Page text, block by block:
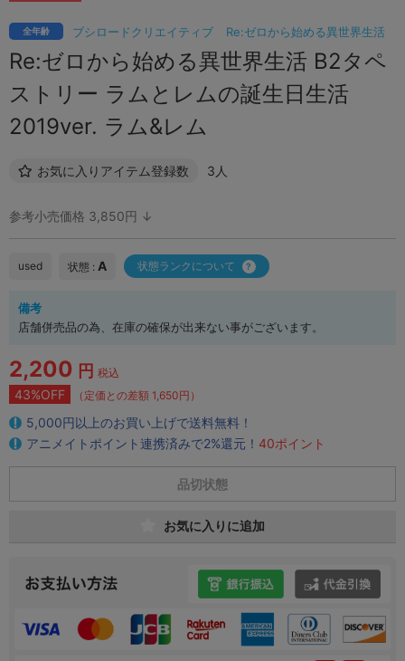
ブシロードクリエイティブ Re:ゼロから始める異世界生活
全年齢
Re:ゼロから始める異世界生活 B2タペ
ストリー ラムとレムの誕生日生活
2019ver. ラム&レム
お気に入りアイテム登録数 3人
参考小売価格 3,850円 ↓
used 状態 : A 状態ランクについて
備考
店舗併売品の為、在庫の確保が出来ない事がございます。
2,200 円 税込
43%OFF （定価との差額 1,650円）
5,000円以上のお買い上げで送料無料！
アニメイトポイント連携済みで2%還元！ 40ポイント
品切状態
お気に入りに追加